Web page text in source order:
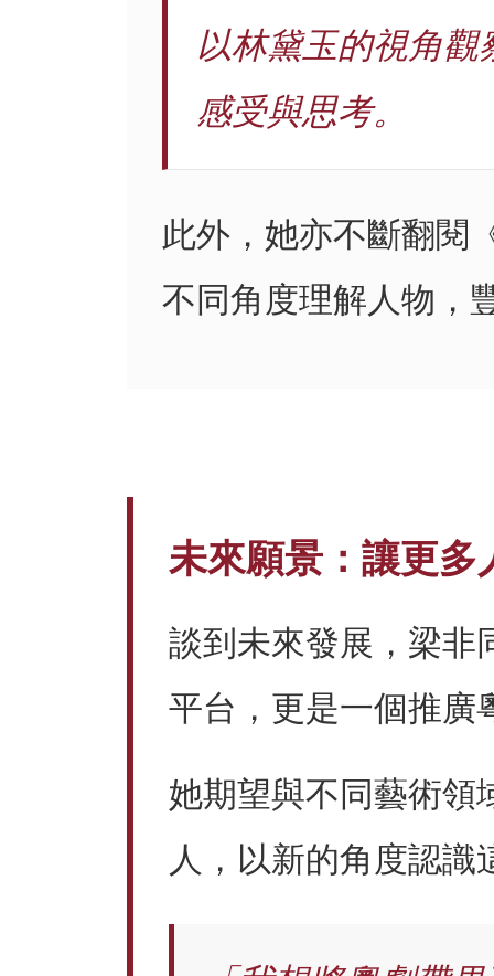
以林黛玉的視角
感受與思考。
此外，她亦不斷翻閱
不同角度理解人物，
未來願景：讓更多
談到未來發展，梁非
平台，更是一個推廣
她期望與不同藝術領
人，以新的角度認識